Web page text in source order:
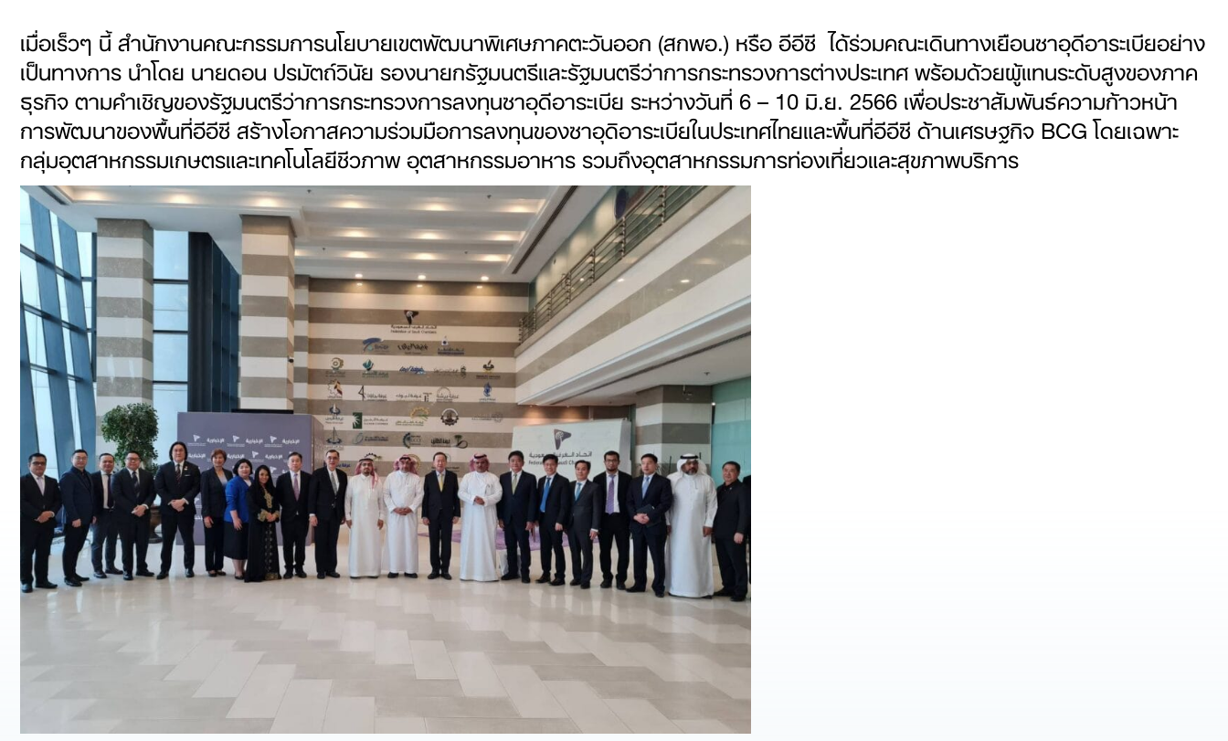
เมื่อเร็วๆ นี้ สำนักงานคณะกรรมการนโยบายเขตพัฒนาพิเศษภาคตะวันออก (สกพอ.) หรือ อีอีซี ได้ร่วมคณะเดินทางเยือนซาอุดีอาระเบียอย่าง
เป็นทางการ นำโดย นายดอน ปรมัตถ์วินัย รองนายกรัฐมนตรีและรัฐมนตรีว่าการกระทรวงการต่างประเทศ พร้อมด้วยผู้แทนระดับสูงของภาค
ธุรกิจ ตามคำเชิญของรัฐมนตรีว่าการกระทรวงการลงทุนซาอุดีอาระเบีย ระหว่างวันที่ 6 – 10 มิ.ย. 2566 เพื่อประชาสัมพันธ์ความก้าวหน้า
การพัฒนาของพื้นที่อีอีซี สร้างโอกาสความร่วมมือการลงทุนของซาอุดิอาระเบียในประเทศไทยและพื้นที่อีอีซี ด้านเศรษฐกิจ BCG โดยเฉพาะ
กลุ่มอุตสาหกรรมเกษตรและเทคโนโลยีชีวภาพ อุตสาหกรรมอาหาร รวมถึงอุตสาหกรรมการท่องเที่ยวและสุขภาพบริการ